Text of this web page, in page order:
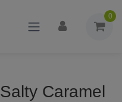
0
Caramel